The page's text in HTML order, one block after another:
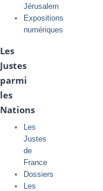
Jérusalem
Expositions
numériques
Les
Justes
parmi
les
Nations
Les
Justes
de
France
Dossiers
Les